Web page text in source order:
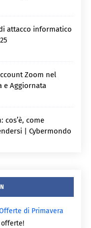
attacco informatico
Zoom nel
e Aggiornata
come
| Cybermondo